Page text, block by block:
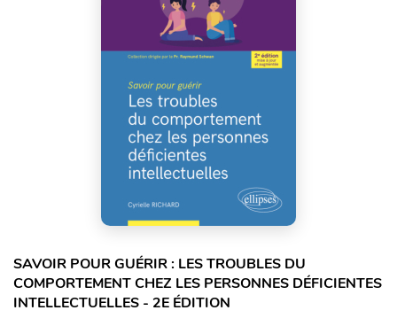
SAVOIR POUR GUÉRIR : LES TROUBLES DU
COMPORTEMENT CHEZ LES PERSONNES DÉFICIENTES
INTELLECTUELLES - 2E ÉDITION